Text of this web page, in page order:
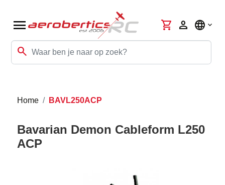
menu
search
shopping_cart person language
Home BAVL250ACP
Bavarian Demon Cableform L250
ACP